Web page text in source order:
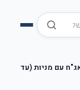
עם מניות (עד